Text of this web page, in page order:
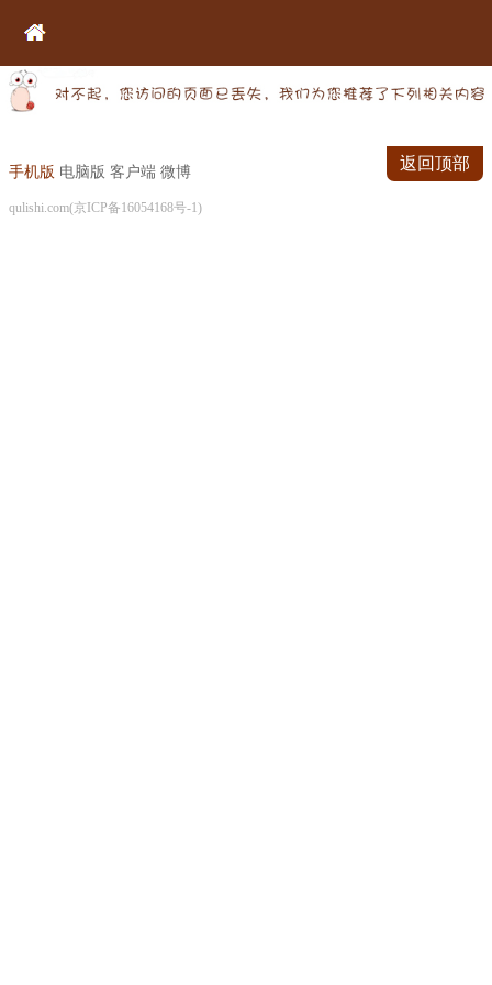
手机版 电脑版 客户端 微博
qulishi.com(京ICP备16054168号-1)
返回顶部